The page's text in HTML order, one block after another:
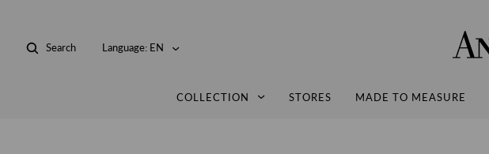
Search Language: EN
COLLECTION STORES MADE TO MEASURE